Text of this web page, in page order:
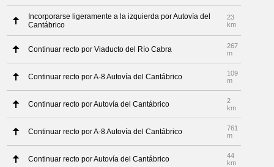
Incorporarse ligeramente a la izquierda por Autovía del
Cantábrico
23
km
Continuar recto por Viaducto del Río Cabra
267
m
Continuar recto por A-8 Autovía del Cantábrico
109
m
Continuar recto por Autovía del Cantábrico
2
km
Continuar recto por A-8 Autovía del Cantábrico
761
m
Continuar recto por Autovía del Cantábrico
44
km